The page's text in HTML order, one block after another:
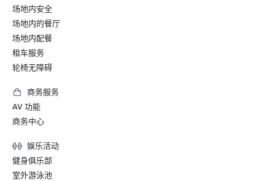
场地内安全
场地内的餐厅
场地内配餐
租车服务
轮椅无障碍
商务服务
AV 功能
商务中心
娱乐活动
健身俱乐部
室外游泳池